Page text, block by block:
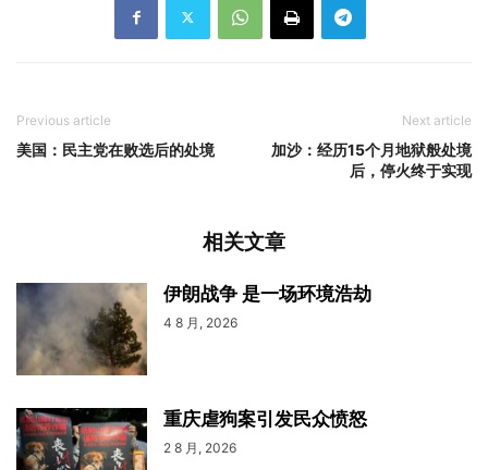
Previous article
美国：民主党在败选后的处境
Next article
加沙：经历15个月地狱般处境
后，停火终于实现
相关文章
伊朗战争 是一场环境浩劫
4 8 月, 2026
重庆虐狗案引发民众愤怒
2 8 月, 2026